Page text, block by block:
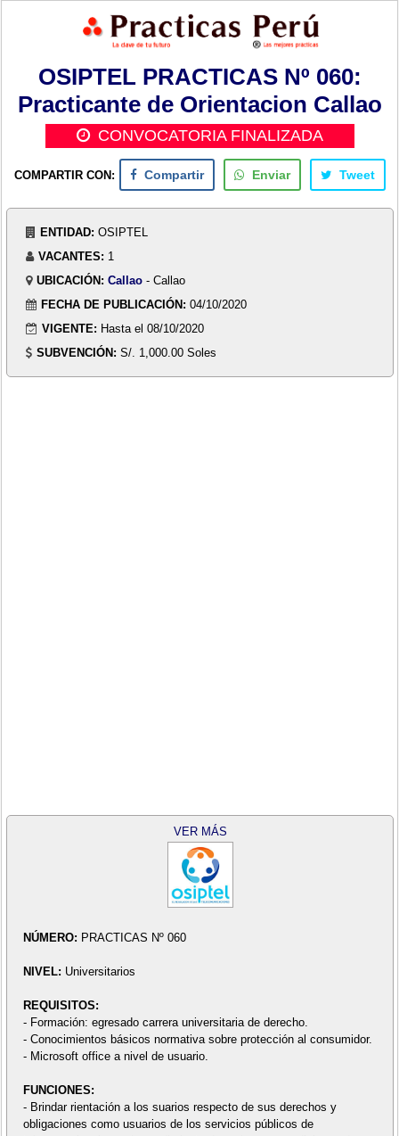
OSIPTEL PRACTICAS Nº 060:
Practicante de Orientacion Callao
CONVOCATORIA FINALIZADA
COMPARTIR CON: Compartir Enviar Tweet
ENTIDAD: OSIPTEL
VACANTES: 1
UBICACIÓN: Callao - Callao
FECHA DE PUBLICACIÓN: 04/10/2020
VIGENTE: Hasta el 08/10/2020
SUBVENCIÓN: S/. 1,000.00 Soles
VER MÁS
NÚMERO: PRACTICAS Nº 060
NIVEL: Universitarios
REQUISITOS:
- Formación: egresado carrera universitaria de derecho.
- Conocimientos básicos normativa sobre protección al consumidor.
- Microsoft office a nivel de usuario.
FUNCIONES:
- Brindar rientación a los suarios respecto de sus derechos y
obligaciones como usuarios de los servicios públicos de